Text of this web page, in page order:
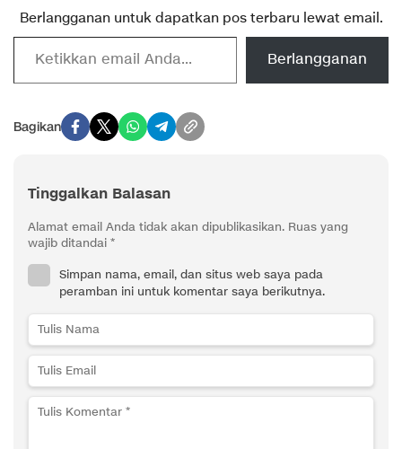
Berlangganan untuk dapatkan pos terbaru lewat email.
Ketikkan email Anda...
Berlangganan
Bagikan
Tinggalkan Balasan
Alamat email Anda tidak akan dipublikasikan. Ruas yang
wajib ditandai *
Simpan nama, email, dan situs web saya pada
peramban ini untuk komentar saya berikutnya.